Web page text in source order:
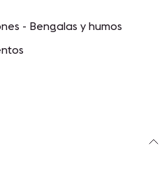
- Bengalas y humos